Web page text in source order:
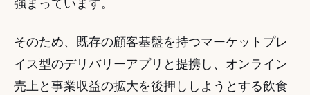
そのため、既存の顧客基盤を持つマーケットプレ
イス型のデリバリーアプリと提携し、オンライン
売上と事業収益の拡大を後押ししようとする飲食